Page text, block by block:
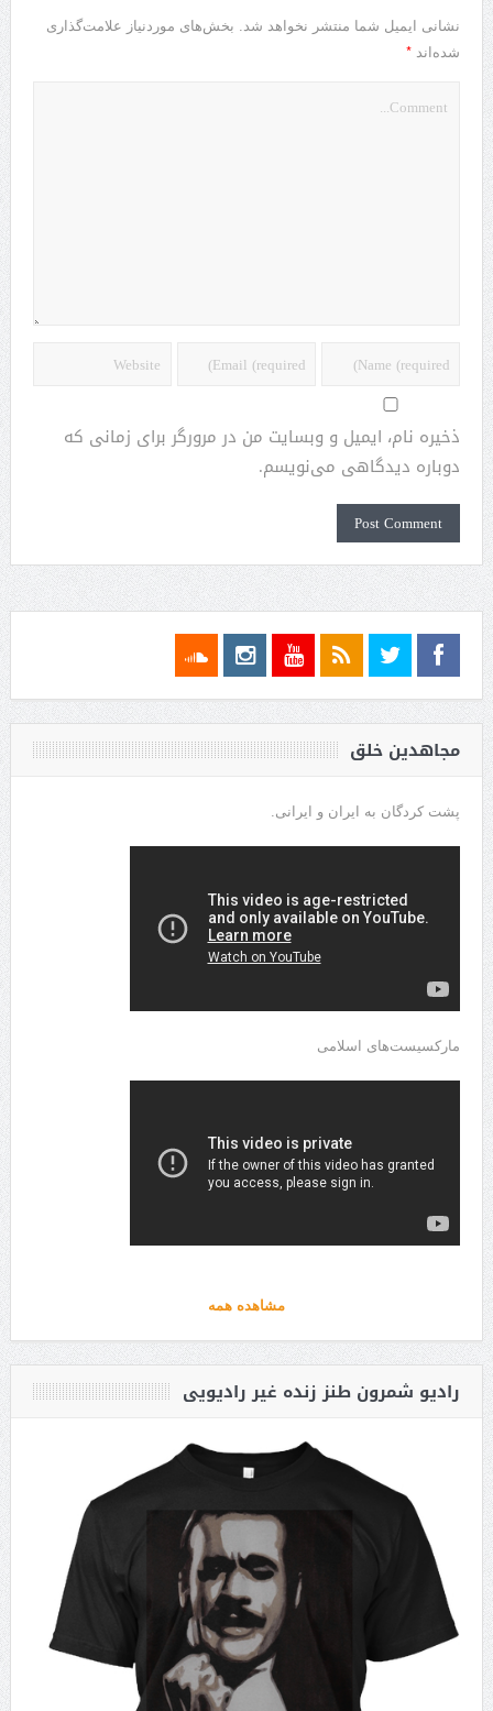
نشانی ایمیل شما منتشر نخواهد شد. بخش‌های موردنیاز علامت‌گذاری
شده‌اند *
ذخیره نام، ایمیل و وبسایت من در مرورگر برای زمانی که
دوباره دیدگاهی می‌نویسم.
مجاهدین خلق
پشت کردگان به ایران و ایرانی.
مارکسیست‌های اسلامی
مشاهده همه
رادیو شمرون طنز زنده غیر رادیویی